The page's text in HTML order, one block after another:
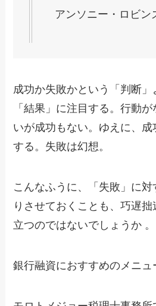
アンソニー・ロビン
成功か失敗かという「判断」
「結果」に注目する。行動
いが成功もない。ゆえに、
する。失敗は幻想。
こんなふうに、「失敗」に対
りさせておくことも、巧遅
立つのではないでしょうか 。
銀行融資におすすめのメニュ